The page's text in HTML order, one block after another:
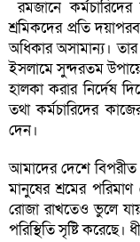
রমজানে
শ্রমিকদের প্রতি
অধিকার অসামান্য। তার
ইসলামে সুন্দরতম
হালকা করার নির্দেষ
তথা কর্মচারিদের
দেন।
আমাদের দেশে বিপরীত
মানুষের শ্রমের
রোজা রাখতেও ভুলে
পরিস্থিতি সৃষ্টি